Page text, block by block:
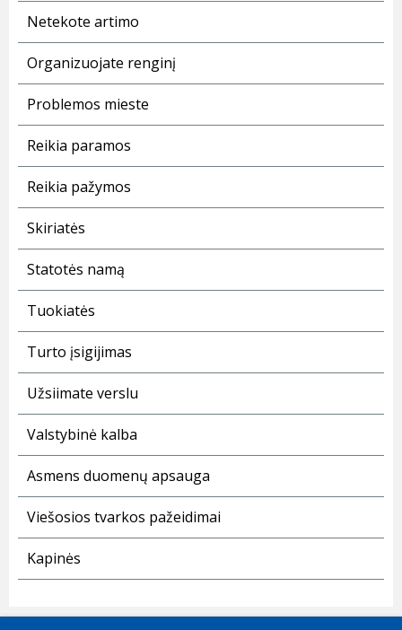
Netekote artimo
Organizuojate renginį
Problemos mieste
Reikia paramos
Reikia pažymos
Skiriatės
Statotės namą
Tuokiatės
Turto įsigijimas
Užsiimate verslu
Valstybinė kalba
Asmens duomenų apsauga
Viešosios tvarkos pažeidimai
Kapinės